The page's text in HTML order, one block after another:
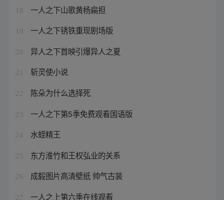
18 一人之下山歌黄杨扁担
19 一人之下锈铁重现剧场版
20 异人之下首映引爆异人之夏
21 斩灵使小说
22 陈朵为什么选择死
23 一人之下第5季免费观看国语版
24 水蛭精王
25 东方淮竹和王权弘业的关系
26 成毅图片高清壁纸 帅气古装
27 一人之上第六季在线观看